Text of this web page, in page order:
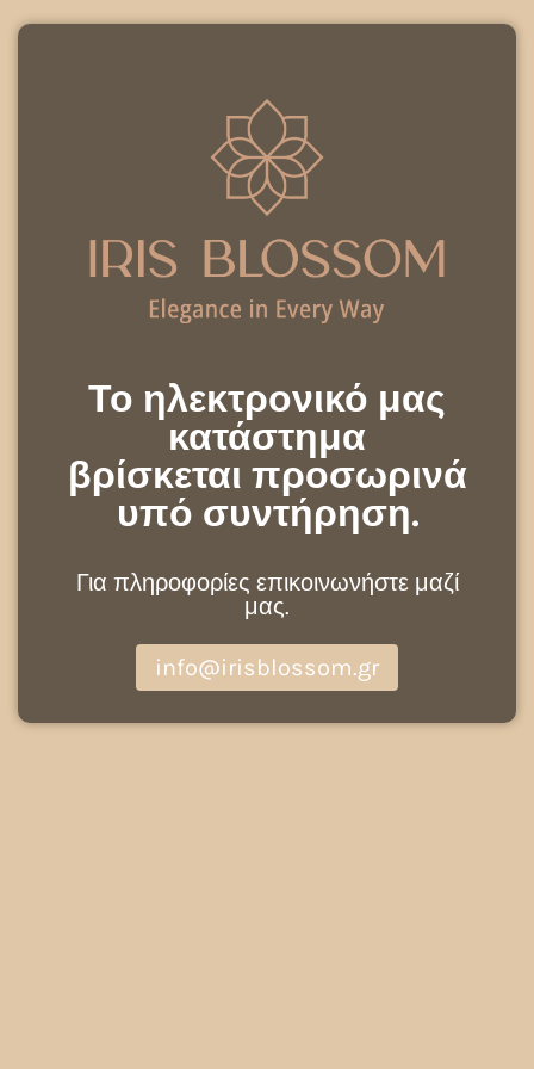
Το ηλεκτρονικό μας
κατάστημα
βρίσκεται προσωρινά
υπό συντήρηση.
Για πληροφορίες επικοινωνήστε μαζί
μας.
info@irisblossom.gr